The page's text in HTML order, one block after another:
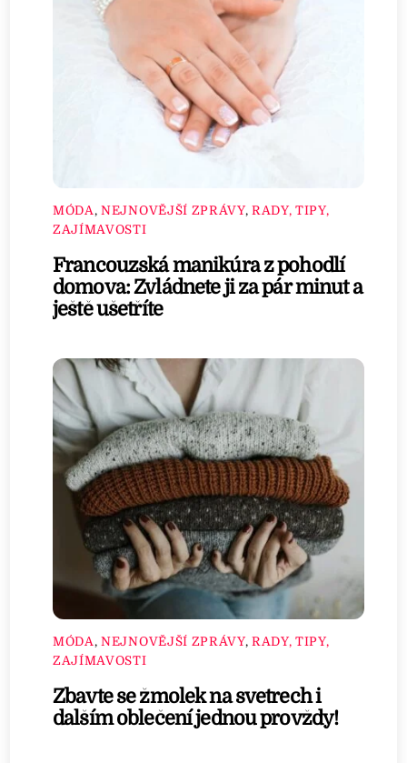
MÓDA,NEJNOVĚJŠÍ ZPRÁVY, RADY, TIPY,
ZAJÍMAVOSTI
Francouzská manikúra z pohodlí
domova: Zvládnete ji za pár minut a
ještě ušetříte
MÓDA,NEJNOVĚJŠÍ ZPRÁVY, RADY, TIPY,
ZAJÍMAVOSTI
Zbavte se žmolek na svetrech i
dalším oblečení jednou provždy!